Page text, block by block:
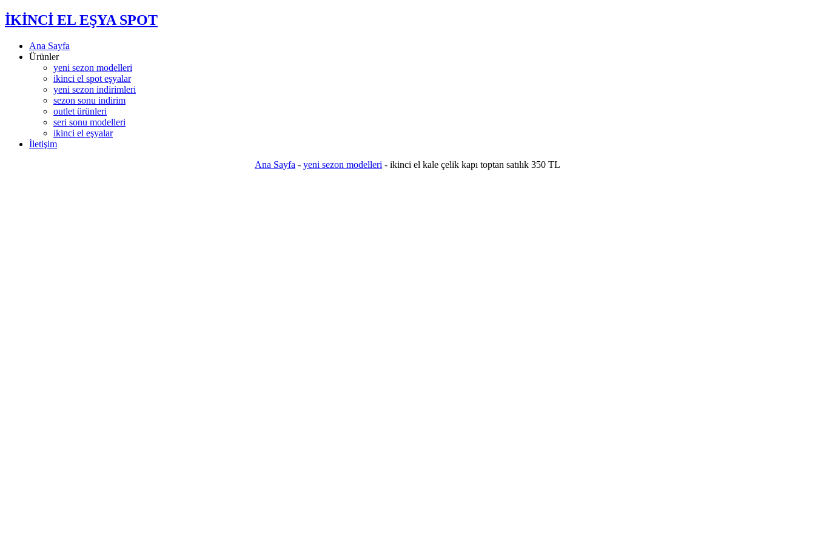
İKİNCİ EL EŞYA SPOT
Ana Sayfa
Ürünler
yeni sezon modelleri
ikinci el spot eşyalar
yeni sezon indirimleri
sezon sonu indirim
outlet ürünleri
seri sonu modelleri
ikinci el eşyalar
İletişim
Ana Sayfa - yeni sezon modelleri - ikinci el kale çelik kapı toptan satılık 350 TL